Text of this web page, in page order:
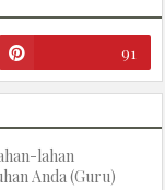
91
lahan
Anda (Guru)